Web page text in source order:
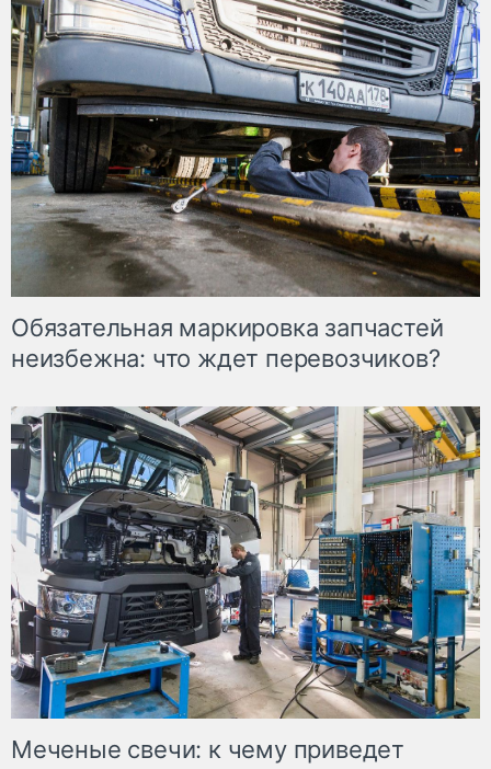
Обязательная маркировка запчастей
неизбежна: что ждет перевозчиков?
Меченые свечи: к чему приведет